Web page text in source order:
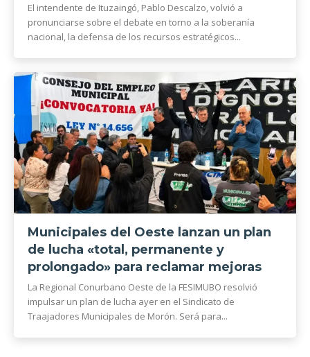
El intendente de Ituzaingó, Pablo Descalzo, volvió a
pronunciarse sobre el debate en torno a la soberanía
nacional, la defensa de los recursos estratégicos...
Municipales del Oeste lanzan un plan
de lucha «total, permanente y
prolongado» para reclamar mejoras
La Regional Conurbano Oeste de la FESIMUBO resolvió
impulsar un plan de lucha ayer en el Sindicato de
Traajadores Municipales de Morón. Será para...